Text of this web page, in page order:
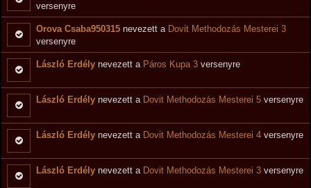
versenyre
Orova Csaba950315 nevezett a Dovit Methodozás Mesterei 3
versenyre
László Erdély nevezett a Páros Kupa 3 versenyre
László Erdély nevezett a Dovit Methodozás Mesterei 5 versenyre
László Erdély nevezett a Dovit Methodozás Mesterei 4 versenyre
László Erdély nevezett a Dovit Methodozás Mesterei 3 versenyre